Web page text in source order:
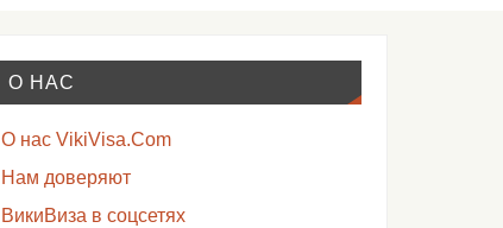
О НАС
О нас VikiVisa.Com
Нам доверяют
ВикиВиза в соцсетях